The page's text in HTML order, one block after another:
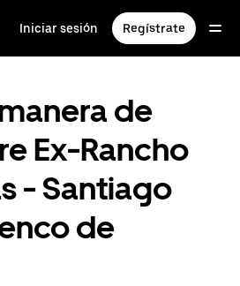
Iniciar sesión Regístrate
de
Ex-Rancho
- Santiago
de